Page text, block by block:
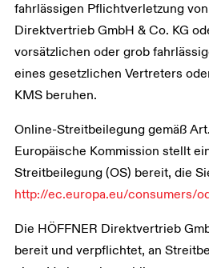
fahrlässigen Pflichtverletzung
Direktvertrieb GmbH & Co. KG
vorsätzlichen oder grob
eines gesetzlichen Vertreters
KMS beruhen.
Online-Streitbeilegung gemäß
Europäische Kommission stellt
Streitbeilegung (OS) bereit, die
http://ec.europa.eu/consumers/
Die HÖFFNER Direktvertrieb
bereit und verpflichtet, an